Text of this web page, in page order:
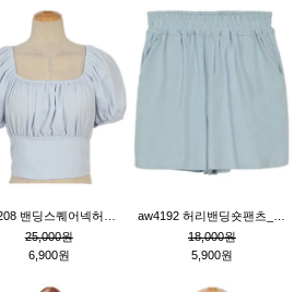
25,000원
6,900원
18,000원
5,900원